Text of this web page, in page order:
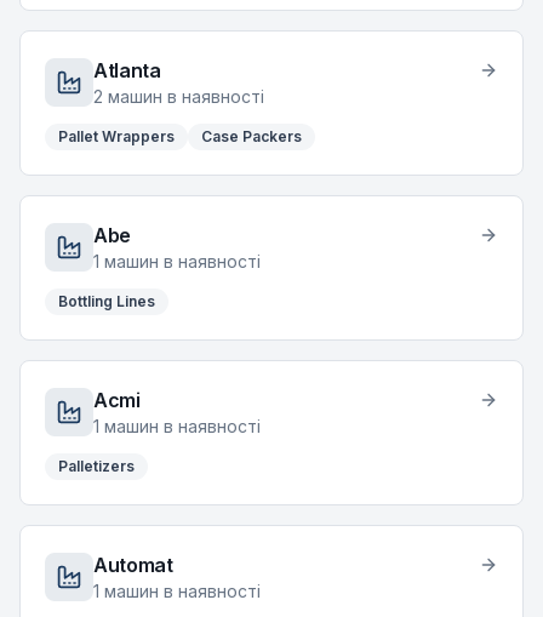
Atlanta
2 машин в наявності
Pallet Wrappers Case Packers
Abe
1 машин в наявності
Bottling Lines
Acmi
1 машин в наявності
Palletizers
Automat
1 машин в наявності